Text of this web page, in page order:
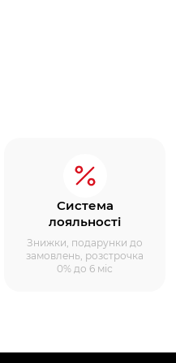
Система
лояльності
Знижки, подарунки до
замовлень, розстрочка
0% до 6 міс